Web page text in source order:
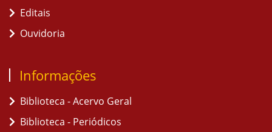
Editais
Ouvidoria
Informações
Biblioteca - Acervo Geral
Biblioteca - Periódicos